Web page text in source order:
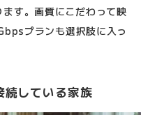
す。画質にこだわって映
プランも選択肢に入っ
している家族